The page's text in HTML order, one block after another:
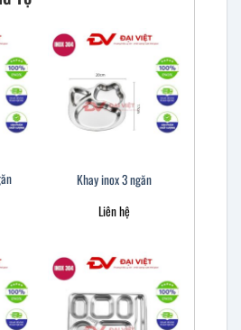
Khay inox 3 ngăn
Liên hệ